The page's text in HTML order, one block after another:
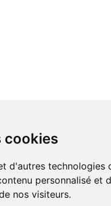
cookies
d'autres
personnalisé
nos visiteurs.